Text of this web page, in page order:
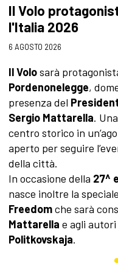
Il Volo
l'Italia 2026
6 AGOSTO 2026
Il Volosarà
Pordenonelegge,
presenza del
Sergio Mattarella.
centro storico in
aperto per seguire
della città.
In occasione della 27^
nasce inoltre la
Freedomche sarà
Mattarella e agli autori
Politkovskaja.